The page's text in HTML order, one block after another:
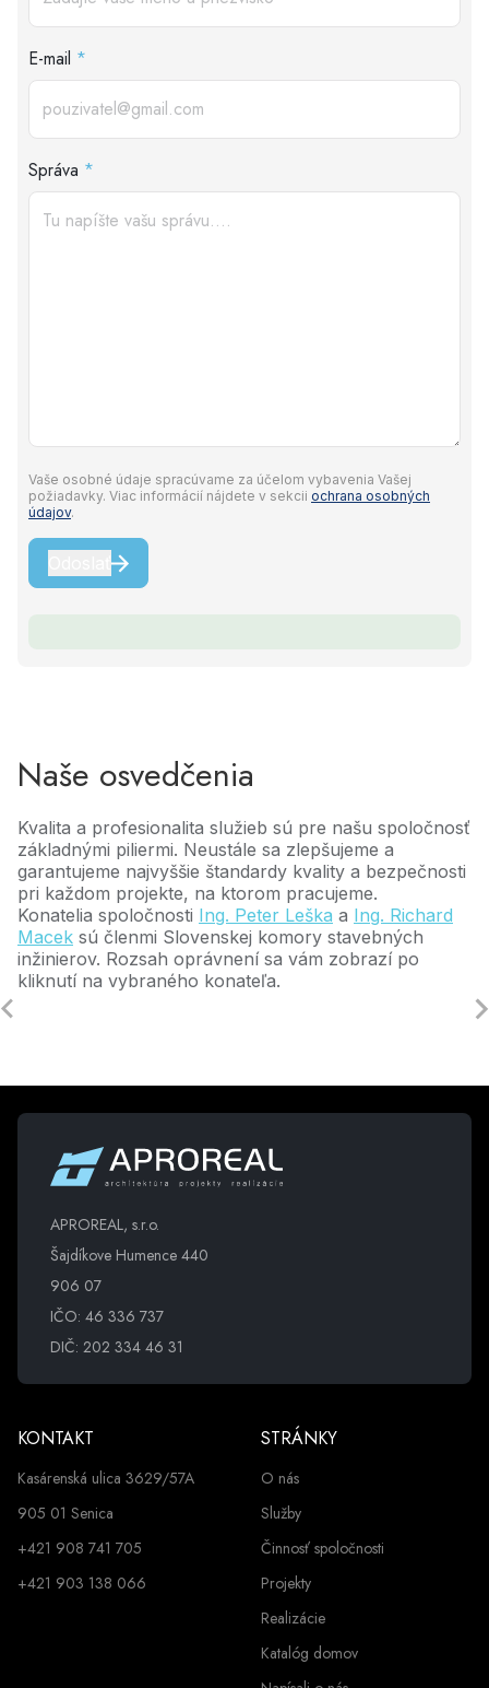
E-mail *
Správa *
Vaše osobné údaje spracúvame za účelom vybavenia Vašej
požiadavky. Viac informácií nájdete v sekcii ochrana osobných
údajov.
Naše osvedčenia
Kvalita a profesionalita služieb sú pre našu spoločnosť
základnými piliermi. Neustále sa zlepšujeme a
garantujeme najvyššie štandardy kvality a bezpečnosti
pri každom projekte, na ktorom pracujeme.
Konatelia spoločnosti Ing. Peter Leška a Ing. Richard
Macek sú členmi Slovenskej komory stavebných
inžinierov. Rozsah oprávnení sa vám zobrazí po
kliknutí na vybraného konateľa.
APROREAL, s.r.o.
Šajdíkove Humence 440
906 07
IČO: 46 336 737
DIČ: 202 334 46 31
KONTAKT
Kasárenská ulica 3629/57A
905 01 Senica
+421 908 741 705
+421 903 138 066
STRÁNKY
O nás
Služby
Činnosť spoločnosti
Projekty
Realizácie
Katalóg domov